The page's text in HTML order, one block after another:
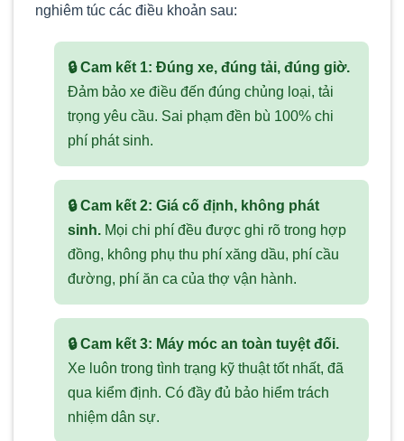
nghiêm túc các điều khoản sau:
🔒 Cam kết 1: Đúng xe, đúng tải, đúng giờ.
Đảm bảo xe điều đến đúng chủng loại, tải
trọng yêu cầu. Sai phạm đền bù 100% chi
phí phát sinh.
🔒 Cam kết 2: Giá cố định, không phát
sinh.Mọi chi phí đều được ghi rõ trong hợp
đồng, không phụ thu phí xăng dầu, phí cầu
đường, phí ăn ca của thợ vận hành.
🔒 Cam kết 3: Máy móc an toàn tuyệt đối.
Xe luôn trong tình trạng kỹ thuật tốt nhất, đã
qua kiểm định. Có đầy đủ bảo hiểm trách
nhiệm dân sự.